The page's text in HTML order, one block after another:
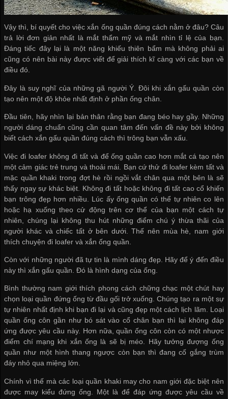
Vậy thì, bí quyết cho việc xắn ống quần đúng cách nằm ở đâu? Câu
trả lời đơn giản nhất là mắt thẩm mỹ và mắt nhìn tỉ lệ của bạn.
Đáng tiếc đây lại là một năng khiếu thiên bẩm mà không phải ai
cũng có nên bài này được viết để giải thích kĩ càng với các bạn về
điều đó.
Đây là suy nghĩ của những gã người Ý. Đôi khi xắn gấu quần còn
tạo nên một độ khỏe nhất định ở phần ống chân.
Đầu tiên, hãy nhìn lại bản thân rằng bạn đang béo hay gầy. Những
người dáng chuẩn cũng cần quan tâm đến vấn đề này bởi không
biết cách xắn gấu quần đúng cách thì trông bạn vẫn xấu.
Việc đi loafer không đi tất và để ống quần cao hơn mắt cá tạo nên
một cảm giác trẻ trung và thoải mái. Bạn cứ thử đi loafer kèm tất và
mặc quần khaki trong đợt hè rồi ngồi vắt chân qua một bên là sẽ
thấy ngay sự khác biệt. Không đi tất hoặc không đi tất cao cổ khiến
bạn trông đẹp hơn nhiều. Lúc ấy ống quần có thể tự nhiên co lên
hoặc hạ xuống theo cử động trên cơ thể của bạn một cách tự
nhiên, chúng lại không thu hút những điểm chú ý thừa thãi của
người khác và chiếc tất ở bên dưới. Thế nên mùa hè, nam giới
thích chuyện đi loafer và xắn ống quần.
Còn với những người đã tự tin là mình dáng đẹp. Hãy để ý đến điều
này thì xắn gấu quần. Đó là hình dạng của ống.
Bình thường nam giới thích phong cách chững chạc một chút hay
chọn loại quần đứng ống từ đầu gối trở xuống. Chúng tạo ra một sự
tự nhiên nhất định khi bạn đi lại và cũng đẹp một cách lịch lãm. Loại
quần ống côn gần như bó sát vào cổ chân bạn thì lại không đáp
ứng được yêu cầu này. Hơn nữa, quần ống côn còn có một nhược
điểm chí mạng khi xắn ống là sẽ bị méo. Hãy tưởng đượng ống
quần như một hình thang ngược còn bạn thì đang cố gắng trùm
đáy nhỏ qua miệng lớn.
Chính vì thế mà các loại quần khaki may cho nam giới đặc biệt nên
được may kiểu đứng ống. Một là để đáp ứng được yêu cầu về